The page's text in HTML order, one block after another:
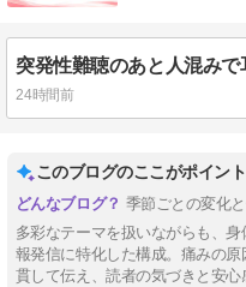
24時間前
このブログのここがポイント
季節ごとの変化
多彩なテーマを扱いながらも、
報発信に特化した構成。痛みの
貫して伝え、読者の気づきと安